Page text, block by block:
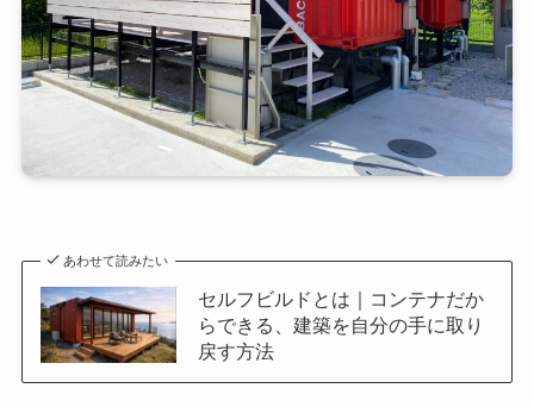
あわせて読みたい
セルフビルドとは｜コンテナだか
らできる、建築を自分の手に取り
戻す方法